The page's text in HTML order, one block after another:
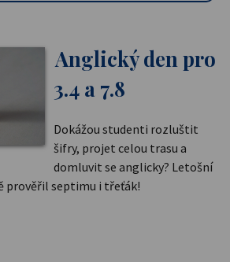
Anglický den pro
3.4 a 7.8
Dokážou studenti rozluštit
šifry, projet celou trasu a
domluvit se anglicky? Letošní
prověřil septimu i třeťák!